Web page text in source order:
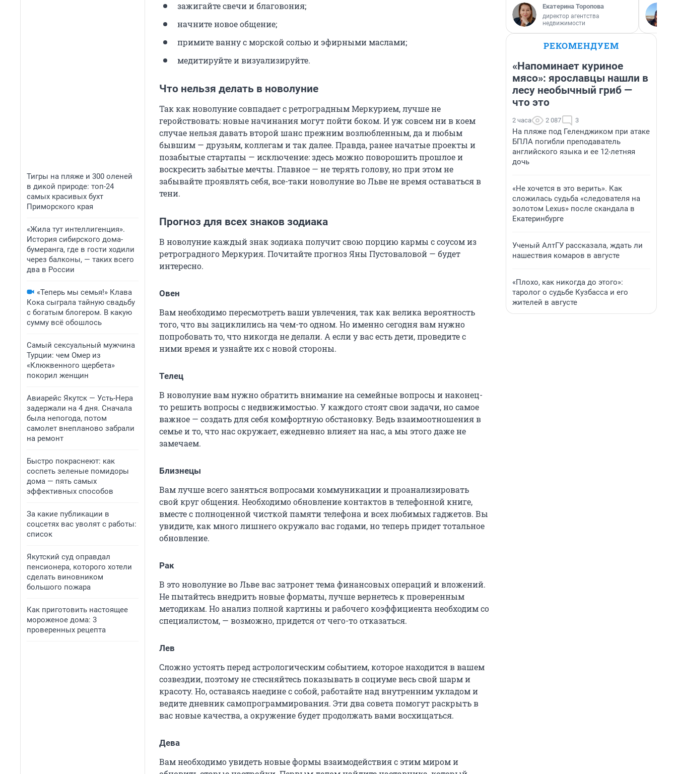
Тигры на пляже и 300 оленей
в дикой природе: топ-24
самых красивых бухт
Приморского края
«Жила тут интеллигенция».
История сибирского дома-
бумеранга, где в гости ходили
через балконы, — таких всего
два в России
«Теперь мы семья!» Клава
Кока сыграла тайную свадьбу
с богатым блогером. В какую
сумму всё обошлось
Самый сексуальный мужчина
Турции: чем Омер из
«Клюквенного щербета»
покорил женщин
Авиарейс Якутск — Усть-Нера
задержали на 4 дня. Сначала
была непогода, потом
самолет внепланово забрали
на ремонт
Быстро покраснеют: как
соспеть зеленые помидоры
дома — пять самых
эффективных способов
За какие публикации в
соцсетях вас уволят с работы:
список
Якутский суд оправдал
пенсионера, которого хотели
сделать виновником
большого пожара
Как приготовить настоящее
мороженое дома: 3
проверенных рецепта
зажигайте свечи и благовония;
начните новое общение;
примите ванну с морской солью и эфирными маслами;
медитируйте и визуализируйте.
Что нельзя делать в новолуние
Так как новолуние совпадает с ретроградным Меркурием, лучше не
геройствовать: новые начинания могут пойти боком. И уж совсем ни в коем
случае нельзя давать второй шанс прежним возлюбленным, да и любым
бывшим — друзьям, коллегам и так далее. Правда, ранее начатые проекты и
позабытые стартапы — исключение: здесь можно поворошить прошлое и
воскресить забытые мечты. Главное — не терять голову, но при этом не
забывайте проявлять себя, все-таки новолуние во Льве не время оставаться в
тени.
Прогноз для всех знаков зодиака
В новолуние каждый знак зодиака получит свою порцию кармы с соусом из
ретроградного Меркурия. Почитайте прогноз Яны Пустоваловой — будет
интересно.
Овен
Вам необходимо пересмотреть ваши увлечения, так как велика вероятность
того, что вы зациклились на чем-то одном. Но именно сегодня вам нужно
попробовать то, что никогда не делали. А если у вас есть дети, проведите с
ними время и узнайте их с новой стороны.
Телец
В новолуние вам нужно обратить внимание на семейные вопросы и наконец-
то решить вопросы с недвижимостью. У каждого стоят свои задачи, но самое
важное — создать для себя комфортную обстановку. Ведь взаимоотношения в
семье и то, что нас окружает, ежедневно влияет на нас, а мы этого даже не
замечаем.
Близнецы
Вам лучше всего заняться вопросами коммуникации и проанализировать
свой круг общения. Необходимо обновление контактов в телефонной книге,
вместе с полноценной чисткой памяти телефона и всех любимых гаджетов. Вы
увидите, как много лишнего окружало вас годами, но теперь придет тотальное
обновление.
Рак
В это новолуние во Льве вас затронет тема финансовых операций и вложений.
Не пытайтесь внедрить новые форматы, лучше вернетесь к проверенным
методикам. Но анализ полной картины и рабочего коэффициента необходим со
специалистом, — возможно, придется от чего-то отказаться.
Лев
Сложно устоять перед астрологическим событием, которое находится в вашем
созвездии, поэтому не стесняйтесь показывать в социуме весь свой шарм и
красоту. Но, оставаясь наедине с собой, работайте над внутренним укладом и
ведите дневник самопрограммирования. Эти два совета помогут раскрыть в
вас новые качества, а окружение будет продолжать вами восхищаться.
Дева
Вам необходимо увидеть новые формы взаимодействия с этим миром и
Екатерина Торопова
директор агентства
недвижимости
РЕКОМЕНДУЕМ
«Напоминает куриное
мясо»: ярославцы нашли в
лесу необычный гриб —
что это
2 часа 2 087 3
На пляже под Геленджиком при атаке
БПЛА погибли преподаватель
английского языка и ее 12-летняя
дочь
«Не хочется в это верить». Как
сложилась судьба «следователя на
золотом Lexus» после скандала в
Екатеринбурге
Ученый АлтГУ рассказала, ждать ли
нашествия комаров в августе
«Плохо, как никогда до этого»:
таролог о судьбе Кузбасса и его
жителей в августе